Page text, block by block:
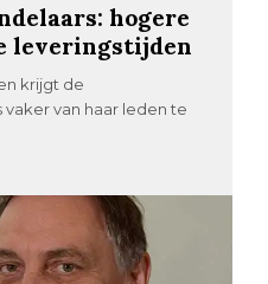
hogere
leveringstijden
krijgt de
van haar leden te